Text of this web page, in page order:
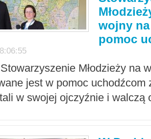
wojny
pomoc
Młodzieży na
jest w pomoc uchodźcom
w swojej ojczyźnie i walczą